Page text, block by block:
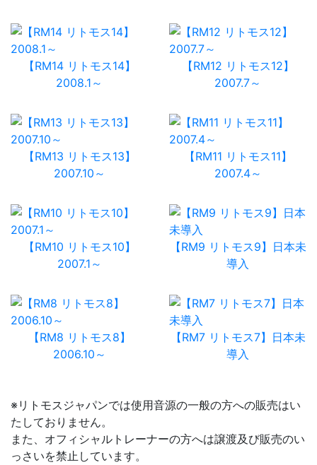
【RM14 リトモス14】
2008.1～
【RM12 リトモス12】
2007.7～
【RM13 リトモス13】
2007.10～
【RM11 リトモス11】
2007.4～
【RM10 リトモス10】
2007.1～
【RM9 リトモス9】日本未
導入
【RM8 リトモス8】
2006.10～
【RM7 リトモス7】日本未
導入
※リトモスジャパンでは使用音源の一般の方への販売はい
たしておりません。
また、オフィシャルトレーナーの方へは譲渡及び販売のい
っさいを禁止しています。